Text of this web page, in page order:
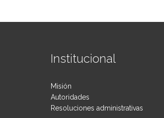
Institucional
Misión
Autoridades
Resoluciones administrativas